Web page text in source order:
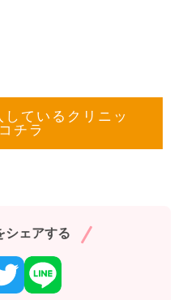
ているクリニッ
チラ
シェアする